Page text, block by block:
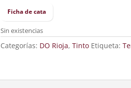
Ficha de cata
Sin existencias
Categorías: DO Rioja,Tinto Etiqueta: